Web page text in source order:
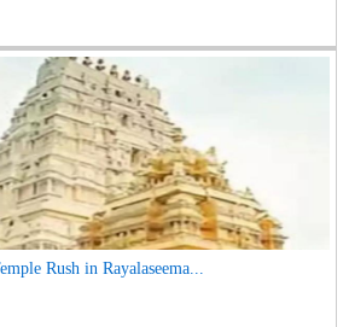
Rush in Rayalaseema...